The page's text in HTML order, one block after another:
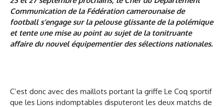
Communication de la Fédération camerounaise de
football s’engage sur la pelouse glissante de la polémique
et tente une mise au point au sujet de la tonitruante
affaire du nouvel équipementier des sélections nationales.
C’est donc avec des maillots portant la griffe Le Coq sportif
que les Lions indomptables disputeront les deux matchs de